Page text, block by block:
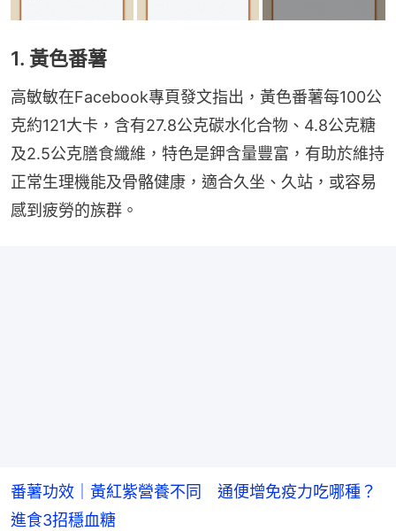
1. 黃色番薯
高敏敏在Facebook專頁發文指出，黃色番薯每100公
克約121大卡，含有27.8公克碳水化合物、4.8公克糖
及2.5公克膳食纖維，特色是鉀含量豐富，有助於維持
正常生理機能及骨骼健康，適合久坐、久站，或容易
感到疲勞的族群。
番薯功效｜黃紅紫營養不同 通便增免疫力吃哪種？
進食3招穩血糖